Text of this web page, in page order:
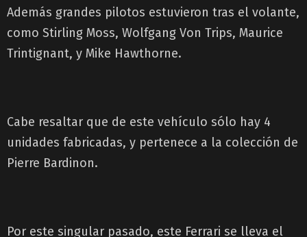
Además grandes pilotos estuvieron tras el volante,
como Stirling Moss, Wolfgang Von Trips, Maurice
Trintignant, y Mike Hawthorne.
Cabe resaltar que de este vehículo sólo hay 4
unidades fabricadas, y pertenece a la colección de
Pierre Bardinon.
Por este singular pasado, este Ferrari se lleva el